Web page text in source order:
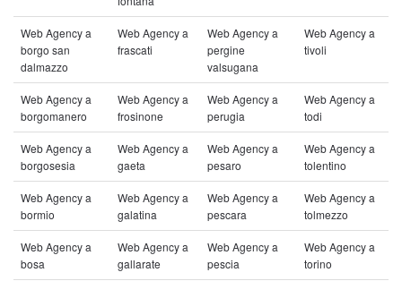
Web Agency a
borgo san
dalmazzo
Web Agency a
frascati
Web Agency a
pergine
valsugana
Web Agency a
tivoli
Web Agency a
borgomanero
Web Agency a
frosinone
Web Agency a
perugia
Web Agency a
todi
Web Agency a
borgosesia
Web Agency a
gaeta
Web Agency a
pesaro
Web Agency a
tolentino
Web Agency a
bormio
Web Agency a
galatina
Web Agency a
pescara
Web Agency a
tolmezzo
Web Agency a
bosa
Web Agency a
gallarate
Web Agency a
pescia
Web Agency a
torino